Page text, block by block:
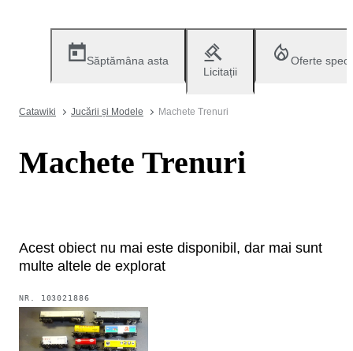
Săptămâna asta
Licitații
Oferte
Catawiki Jucării și Modele Machete Trenuri
Machete Trenuri
Acest obiect nu mai este disponibil, dar mai sunt
multe altele de explorat
NR. 103021886